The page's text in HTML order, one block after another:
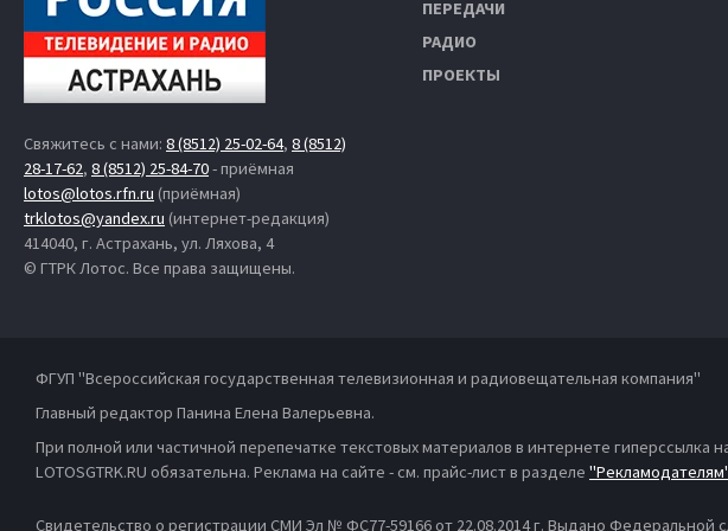
Свяжитесь с нами: 8 (8512) 25-02-64, 8 (8512)
28-17-62, 8 (8512) 25-84-70- приёмная
lotos@lotos.rfn.ru (приёмная)
trklotos@yandex.ru (интернет-редакция)
414040, г. Астрахань, ул. Ляхова, 4
© ГТРК Лотос. Все права защищены.
ПЕРЕДАЧИ
РАДИО
ПРОЕКТЫ
ФГУП "Всероссийская государственная телевизионная и радиовещательная компания"
Главный редактор Панина Елена Валерьевна.
При полной или частичной перепечатке текстовых материалов в интернете гиперссылка
LOTOSGTRK.RU обязательна. Реклама на сайте - см. прайс-лист в разделе "Рекламодателям"
Свидетельство о регистрации СМИ Эл № ФС77-59166 от 22.08.2014 г. Выдано Федеральной